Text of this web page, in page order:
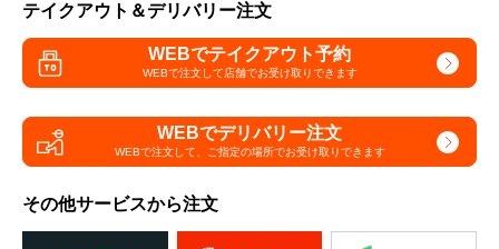
テイクアウト＆デリバリー注文
WEBでテイクアウト予約
WEBで注文して店舗でお受け取りできます
WEBでデリバリー注文
WEBで注文して、 ご指定の場所でお受け取りできます
その他サービスから注文